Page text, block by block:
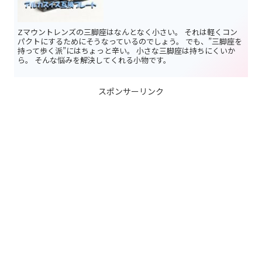
Zマウントレンズの三脚座はなんとなく小さい。 それは軽くコン
パクトにするためにそうなっているのでしょう。 でも、”三脚座を
持って歩く派”にはちょっと辛い。 小さな三脚座は持ちにくいか
ら。 そんな悩みを解決してくれる小物です。
スポンサーリンク